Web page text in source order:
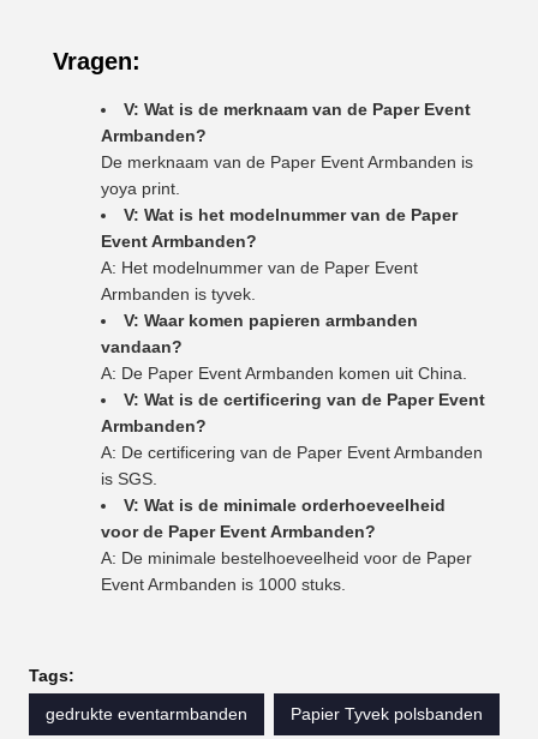
Vragen:
V: Wat is de merknaam van de Paper Event
Armbanden?
De merknaam van de Paper Event Armbanden is
yoya print.
V: Wat is het modelnummer van de Paper
Event Armbanden?
A: Het modelnummer van de Paper Event
Armbanden is tyvek.
V: Waar komen papieren armbanden
vandaan?
A: De Paper Event Armbanden komen uit China.
V: Wat is de certificering van de Paper Event
Armbanden?
A: De certificering van de Paper Event Armbanden
is SGS.
V: Wat is de minimale orderhoeveelheid
voor de Paper Event Armbanden?
A: De minimale bestelhoeveelheid voor de Paper
Event Armbanden is 1000 stuks.
Tags:
gedrukte eventarmbanden
Papier Tyvek polsbanden